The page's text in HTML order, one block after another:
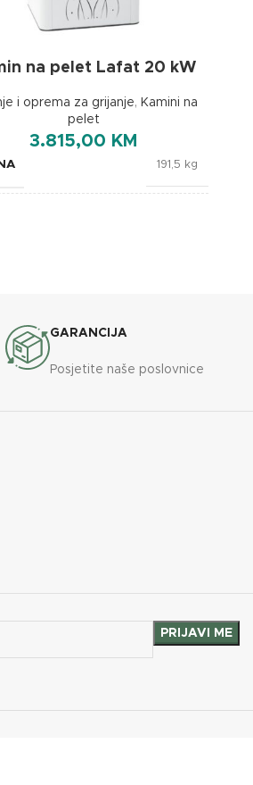
na pelet Lafat 20 kW
i oprema za grijanje, Kamini na
pelet
3.815,00 KM
191,5 kg
565x720x1035 mm
GARANCIJA
Posjetite naše poslovnice